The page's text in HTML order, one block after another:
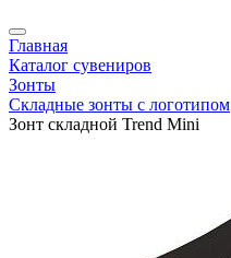
Главная
Каталог сувениров
Зонты
Складные зонты с логотипом
Зонт складной Trend Mini